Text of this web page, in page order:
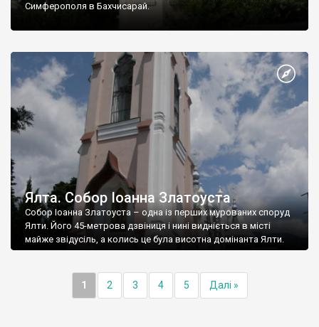
Симферополя в Бахчисарай.
Ялта. Собор Іоанна Златоуста
Собор Іоанна Златоуста – одна із перших мурованих споруд
Ялти. Його 45-метрова дзвіниця і нині видніється в місті
майже звідусіль, а колись це була висотна домінанта Ялти.
1 2 3 4 5 Далі »